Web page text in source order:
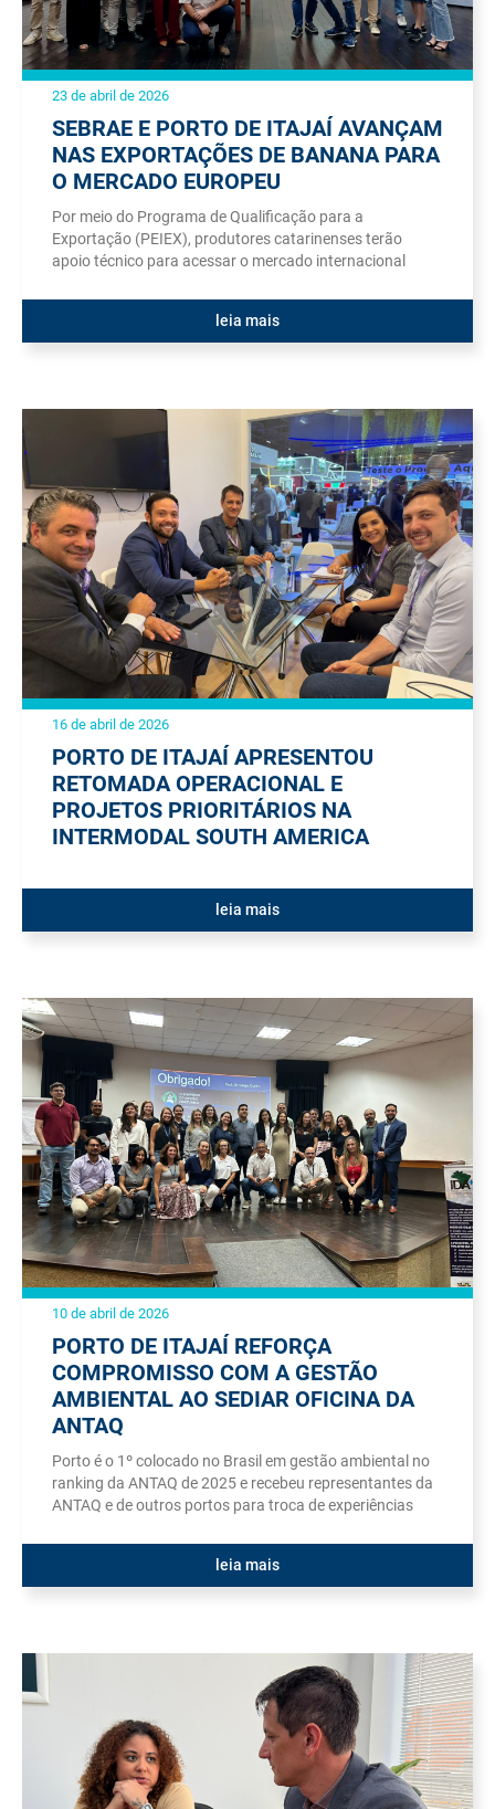
23 de abril de 2026
SEBRAE E PORTO DE ITAJAÍ AVANÇAM
NAS EXPORTAÇÕES DE BANANA PARA
O MERCADO EUROPEU
Por meio do Programa de Qualificação para a
Exportação (PEIEX), produtores catarinenses terão
apoio técnico para acessar o mercado internacional
leia mais
16 de abril de 2026
PORTO DE ITAJAÍ APRESENTOU
RETOMADA OPERACIONAL E
PROJETOS PRIORITÁRIOS NA
INTERMODAL SOUTH AMERICA
leia mais
10 de abril de 2026
PORTO DE ITAJAÍ REFORÇA
COMPROMISSO COM A GESTÃO
AMBIENTAL AO SEDIAR OFICINA DA
ANTAQ
Porto é o 1º colocado no Brasil em gestão ambiental no
ranking da ANTAQ de 2025 e recebeu representantes da
ANTAQ e de outros portos para troca de experiências
leia mais